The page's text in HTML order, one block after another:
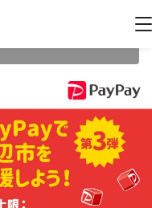
なります。